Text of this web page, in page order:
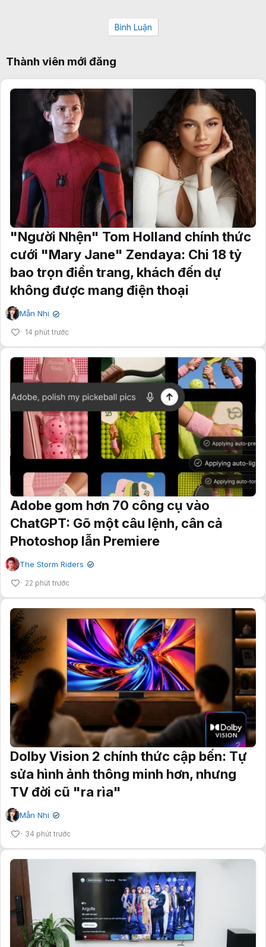
Bình Luận
Thành viên mới đăng
"Người Nhện" Tom Holland chính thức
cưới "Mary Jane" Zendaya: Chi 18 tỷ
bao trọn điền trang, khách đến dự
không được mang điện thoại
Mẫn Nhi ✔
14 phút trước
Adobe gom hơn 70 công cụ vào
ChatGPT: Gõ một câu lệnh, cân cả
Photoshop lẫn Premiere
The Storm Riders ✔
22 phút trước
Dolby Vision 2 chính thức cập bến: Tự
sửa hình ảnh thông minh hơn, nhưng
TV đời cũ "ra rìa"
Mẫn Nhi ✔
34 phút trước